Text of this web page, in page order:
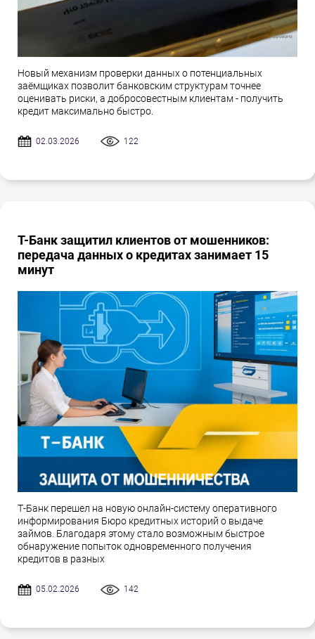
Новый механизм проверки данных о потенциальных
заёмщиках позволит банковским структурам точнее
оценивать риски, а добросовестным клиентам - получить
кредит максимально быстро.
02.03.2026 122
Т-Банк защитил клиентов от мошенников:
передача данных о кредитах занимает 15
минут
Т-Банк перешел на новую онлайн-систему оперативного
информирования Бюро кредитных историй о выдаче
займов. Благодаря этому стало возможным быстрое
обнаружение попыток одновременного получения
кредитов в разных
05.02.2026 142